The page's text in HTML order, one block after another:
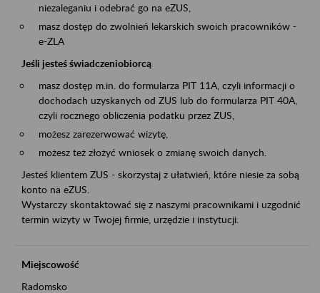
niezaleganiu i odebrać go na eZUS,
masz dostęp do zwolnień lekarskich swoich pracowników -
e-ZLA
Jeśli jesteś świadczeniobiorcą
masz dostęp m.in. do formularza PIT 11A, czyli informacji o
dochodach uzyskanych od ZUS lub do formularza PIT 40A,
czyli rocznego obliczenia podatku przez ZUS,
możesz zarezerwować wizytę,
możesz też złożyć wniosek o zmianę swoich danych.
Jesteś klientem ZUS - skorzystaj z ułatwień, które niesie za sobą
konto na eZUS.
Wystarczy skontaktować się z naszymi pracownikami i uzgodnić
termin wizyty w Twojej firmie, urzędzie i instytucji.
Miejscowość
Radomsko